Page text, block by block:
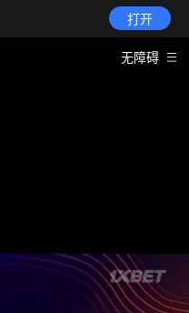
打开
无障碍